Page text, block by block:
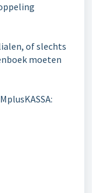
of slechts
moeten